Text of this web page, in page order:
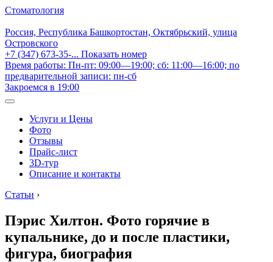
Стоматология
Россия, Республика Башкортостан, Октябрьский, улица
Островского
+7 (347) 673-35-... Показать номер
Время работы: Пн-пт: 09:00—19:00; сб: 11:00—16:00; по
предварительной записи: пн-сб
Закроемся в 19:00
Услуги и Цены
Фото
Отзывы
Прайс-лист
3D-тур
Описание и контакты
Статьи ›
Пэрис Хилтон. Фото горячие в
купальнике, до и после пластики,
фигура, биография